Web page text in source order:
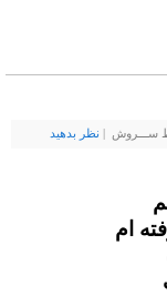
نظر بدهيد
ام